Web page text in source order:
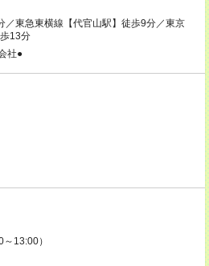
／東急東横線【代官山駅】徒歩9分／東京
13分
社●
13:00）